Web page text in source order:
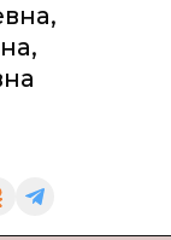
,
,